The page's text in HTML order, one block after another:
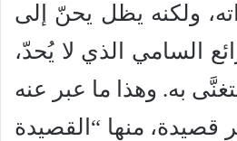
ولكنه يظل يحنّ إلى
السامي الذي لا يُحدّ،
به. وهذا ما عبر عنه
قصيدة، منها “القصيدة